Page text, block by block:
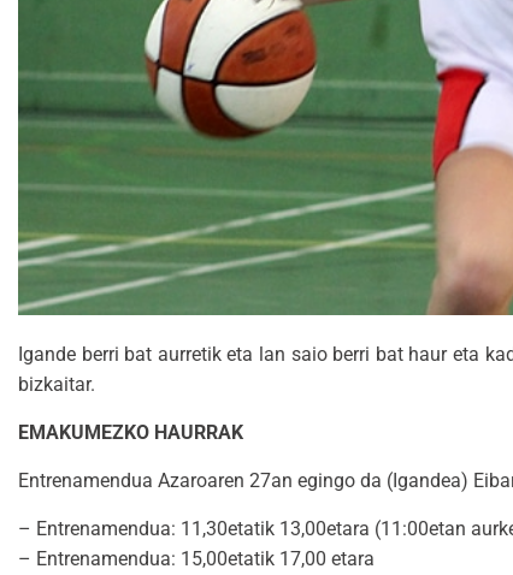
Igande berri bat aurretik eta lan saio berri bat haur eta
bizkaitar.
EMAKUMEZKO HAURRAK
Entrenamendua Azaroaren 27an egingo da (Igandea)
– Entrenamendua: 11,30etatik 13,00etara (11:00etan
– Entrenamendua: 15,00etatik 17,00 etara